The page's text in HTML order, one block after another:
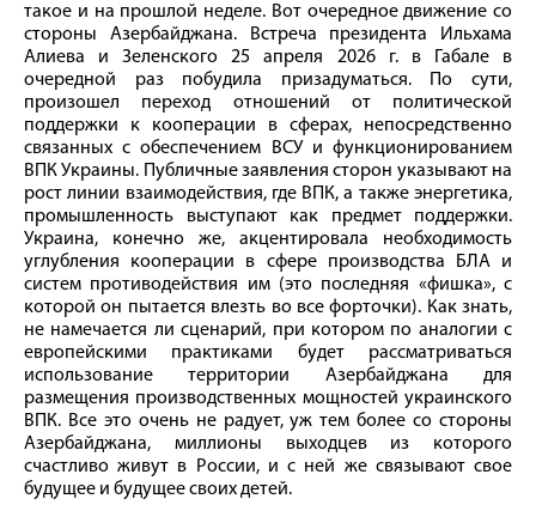
такое и на прошлой неделе. Вот очередное движение со
стороны Азербайджана. Встреча президента Ильхама
Алиева и Зеленского 25 апреля 2026 г. в Габале в
очередной раз побудила призадуматься. По сути,
произошел переход отношений от политической
поддержки к кооперации в сферах, непосредственно
связанных с обеспечением ВСУ и функционированием
ВПК Украины. Публичные заявления сторон указывают на
рост линии взаимодействия, где ВПК, а также энергетика,
промышленность выступают как предмет поддержки.
Украина, конечно же, акцентировала необходимость
углубления кооперации в сфере производства БЛА и
систем противодействия им (это последняя «фишка», с
которой он пытается влезть во все форточки). Как знать,
не намечается ли сценарий, при котором по аналогии с
европейскими практиками будет рассматриваться
использование территории Азербайджана для
размещения производственных мощностей украинского
ВПК. Все это очень не радует, уж тем более со стороны
Азербайджана, миллионы выходцев из которого
счастливо живут в России, и с ней же связывают свое
будущее и будущее своих детей.